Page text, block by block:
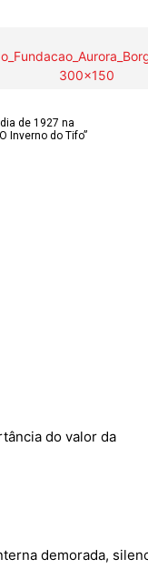
Contactos
de 1927 na
Inverno do Tifo”
do valor da
demorada,